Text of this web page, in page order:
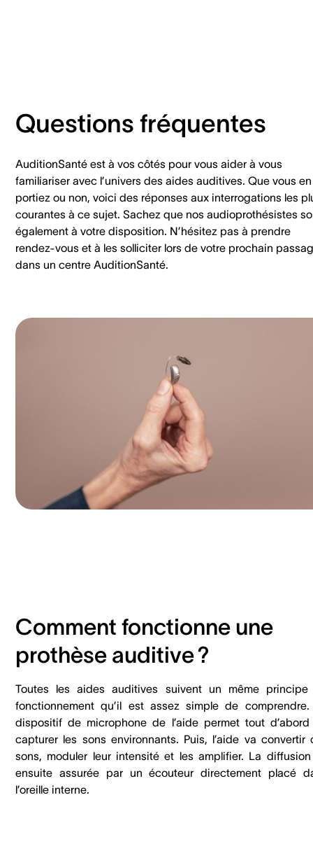
Questions fréquentes
AuditionSanté est à vos côtés pour vous aider à vous
familiariser avec l’univers des aides auditives. Que vous en
portiez ou non, voici des réponses aux interrogations les
courantes à ce sujet. Sachez que nos audioprothésistes
également à votre disposition. N’hésitez pas à prendre
rendez-vous et à les solliciter lors de votre prochain
dans un centre AuditionSanté.
Comment fonctionne une
prothèse auditive ?
Toutes les aides auditives suivent un même principe
fonctionnement qu’il est assez simple de
dispositif de microphone de l’aide permet tout
capturer les sons environnants. Puis, l’aide va convertir
sons, moduler leur intensité et les amplifier. La
ensuite assurée par un écouteur directement placé
l’oreille interne.